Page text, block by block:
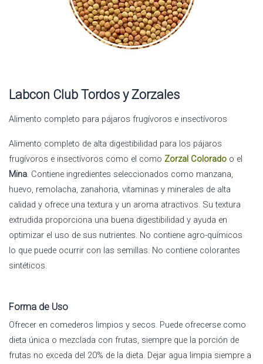
Labcon Club Tordos y Zorzales
Alimento completo para pájaros frugívoros e insectívoros
Alimento completo de alta digestibilidad para los pájaros
frugívoros e insectívoros como el como Zorzal Colorado o el
Mina. Contiene ingredientes seleccionados como manzana,
huevo, remolacha, zanahoria, vitaminas y minerales de alta
calidad y ofrece una textura y un aroma atractivos. Su textura
extrudida proporciona una buena digestibilidad y ayuda en
optimizar el uso de sus nutrientes. No contiene agro-químicos
lo que puede ocurrir con las semillas. No contiene colorantes
sintéticos.
Forma de Uso
Ofrecer en comederos limpios y secos. Puede ofrecerse como
dieta única o mezclada con frutas, siempre que la porción de
frutas no exceda del 20% de la dieta. Dejar agua limpia siempre a